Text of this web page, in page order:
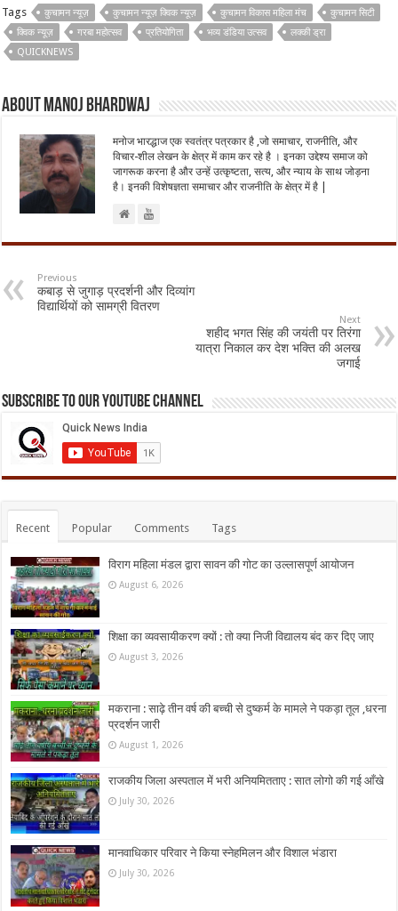
Tags कुचामन न्यूज़ कुचामन न्यूज़ क्विक न्यूज़ कुचामन विकास महिला मंच
कुचामन सिटी
क्विक न्यूज़
गरबा महोत्सव प्रतियोगिता भव्य डंडिया उत्सव
लक्की ड्रा
QUICKNEWS
About Manoj Bhardwaj
मनोज भारद्धाज एक स्वतंत्र पत्रकार है ,जो समाचार, राजनीति, और
विचार-शील लेखन के क्षेत्र में काम कर रहे है । इनका उद्देश्य समाज को
जागरूक करना है और उन्हें उत्कृष्टता, सत्य, और न्याय के साथ जोड़ना
है। इनकी विशेषज्ञता समाचार और राजनीति के क्षेत्र में है |
Previous
कबाड़ से जुगाड़ प्रदर्शनी और दिव्यांग
विद्यार्थियों को सामग्री वितरण
Next
शहीद भगत सिंह की जयंती पर तिरंगा
यात्रा निकाल कर देश भक्ति की अलख
जगाई
Subscribe to our Youtube Channel
Recent Popular Comments Tags
विराग महिला मंडल द्वारा सावन की गोट का उल्लासपूर्ण आयोजन
August 6, 2026
शिक्षा का व्यवसायीकरण क्यों : तो क्या निजी विद्यालय बंद कर दिए जाए
August 3, 2026
मकराना : साढ़े तीन वर्ष की बच्ची से दुष्कर्म के मामले ने पकड़ा तूल ,धरना
प्रदर्शन जारी
August 1, 2026
राजकीय जिला अस्पताल में भरी अनियमितताए : सात लोगो की गई आँखे
July 30, 2026
मानवाधिकार परिवार ने किया स्नेहमिलन और विशाल भंडारा
July 30, 2026